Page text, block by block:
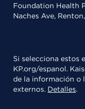
Foundation Health
Naches Ave,
Si selecciona estos
KP.org/espanol.
de la información o
externos. Detalles.